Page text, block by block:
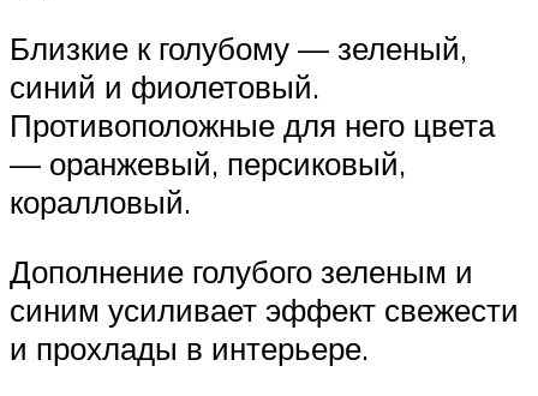
Близкие к голубому — зеленый,
синий и фиолетовый.
Противоположные для него цвета
— оранжевый, персиковый,
коралловый.
Дополнение голубого зеленым и
синим усиливает эффект свежести
и прохлады в интерьере.